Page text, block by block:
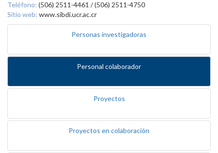
Teléfono: (506) 2511-4461 / (506) 2511-4750
Sitio web: www.sibdi.ucr.ac.cr
Personas investigadoras
Personal colaborador
Proyectos
Proyectos en colaboración